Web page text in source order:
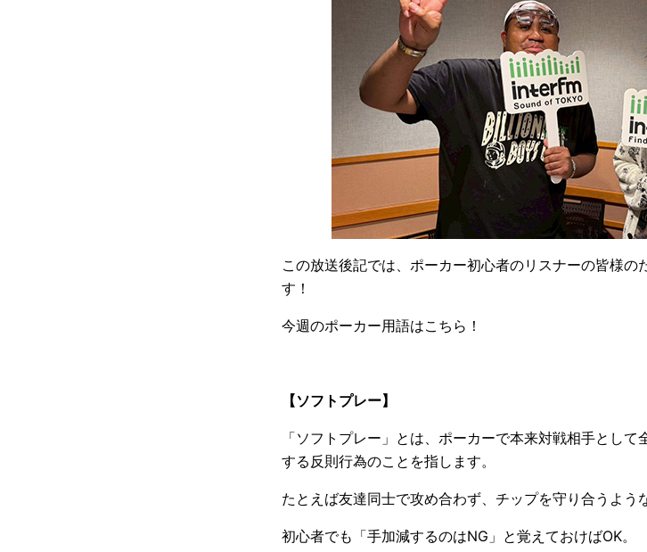
この放送後記では、ポーカー初心者のリスナーの皆様の
す！
今週のポーカー用語はこちら！
【ソフトプレー】
「ソフトプレー」とは、ポーカーで本来対戦相手とし
する反則行為のことを指します。
たとえば友達同士で攻め合わず、チップを守り合うよう
初心者でも「手加減するのはNG」と覚えておけばOK。